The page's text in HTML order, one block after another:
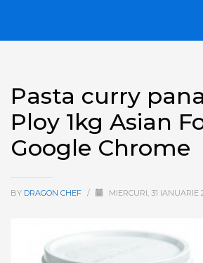
Pasta curry
Ploy 1kg Asian
Google Chrome
BY DRAGON CHEF / MIERCURI, 31 IANUARIE